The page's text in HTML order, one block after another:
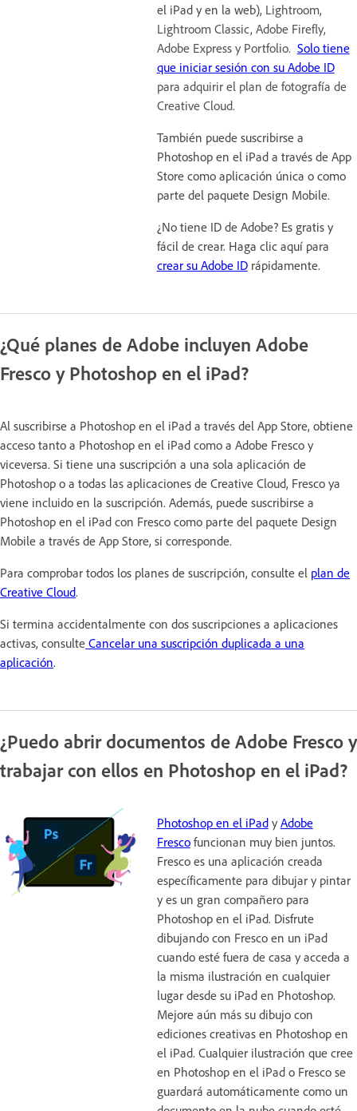
el iPad y en la web), Lightroom,
Lightroom Classic, Adobe Firefly,
Adobe Express y Portfolio. Solo tiene
que iniciar sesión con su Adobe ID
para adquirir el plan de fotografía de
Creative Cloud.
También puede suscribirse a
Photoshop en el iPad a través de App
Store como aplicación única o como
parte del paquete Design Mobile.
¿No tiene ID de Adobe? Es gratis y
fácil de crear. Haga clic aquí para
crear su Adobe IDrápidamente.
¿Qué planes de Adobe incluyen Adobe
Fresco y Photoshop en el iPad?
Al suscribirse a Photoshop en el iPad a través del App Store, obtiene
acceso tanto a Photoshop en el iPad como a Adobe Fresco y
viceversa. Si tiene una suscripción a una sola aplicación de
Photoshop o a todas las aplicaciones de Creative Cloud, Fresco ya
viene incluido en la suscripción. Además, puede suscribirse a
Photoshop en el iPad con Fresco como parte del paquete Design
Mobile a través de App Store, si corresponde.
Para comprobar todos los planes de suscripción, consulte el plan de
Creative Cloud.
Si termina accidentalmente con dos suscripciones a aplicaciones
activas, consulte Cancelar una suscripción duplicada a una
aplicación.
¿Puedo abrir documentos de Adobe Fresco y
trabajar con ellos en Photoshop en el iPad?
Photoshop en el iPady Adobe
Frescofuncionan muy bien juntos.
Fresco es una aplicación creada
específicamente para dibujar y pintar
y es un gran compañero para
Photoshop en el iPad. Disfrute
dibujando con Fresco en un iPad
cuando esté fuera de casa y acceda a
la misma ilustración en cualquier
lugar desde su iPad en Photoshop.
Mejore aún más su dibujo con
ediciones creativas en Photoshop en
el iPad. Cualquier ilustración que cree
en Photoshop en el iPad o Fresco se
guardará automáticamente como un